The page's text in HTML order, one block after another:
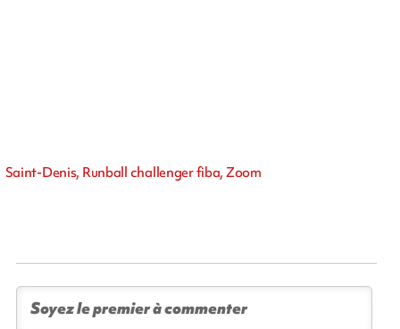
Saint-Denis, Runball challenger fiba, Zoom